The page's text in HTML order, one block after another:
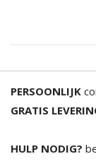
PERSOONLIJK
GRATIS
HULP NODIG?